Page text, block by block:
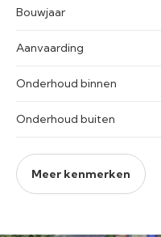
Bouwjaar
Aanvaarding
Onderhoud binnen
Onderhoud buiten
Meer kenmerken